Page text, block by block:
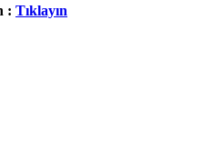
: Tıklayın